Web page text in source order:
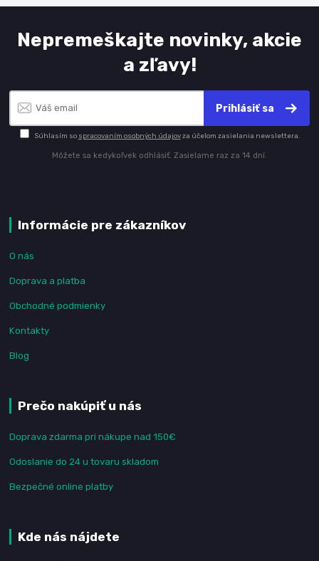
Nepremeškajte novinky, akcie
a zľavy!
Prihlásiť sa
Súhlasím so spracovaním osobných údajovza účelom zasielania newslettera.
Môžete sa kedykoľvek odhlásiť. Zasielame raz za 14 dní.
Informácie pre zákazníkov
O nás
Doprava a platba
Obchodné podmienky
Kontakty
Blog
Prečo nakúpiť u nás
Doprava zdarma pri nákupe nad 150€
Odoslanie do 24 u tovaru skladom
Bezpečné online platby
Kde nás nájdete